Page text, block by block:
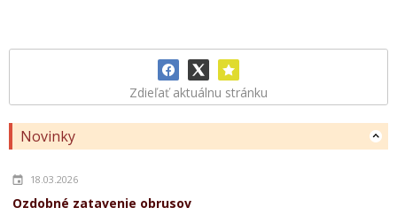
Zdieľať aktuálnu stránku
Novinky
18.03.2026
Ozdobné zatavenie obrusov